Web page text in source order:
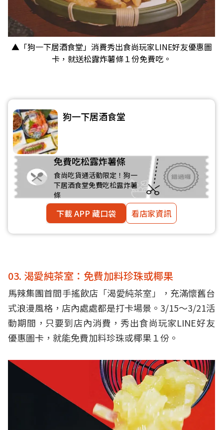
▲「狗一下居酒食堂」消費秀出食尚玩家LINE好友優惠圖
卡，就送松露炸薯條１份免費吃。
狗一下居酒食堂
免費吃松露炸薯條
食尚吃貨通活動限定！狗一
下居酒食堂免費吃松露炸薯
條
下載 APP 藏口袋 看店家資訊
03. 渴愛純茶室：免費加料珍珠或椰果
馬辣集團首間手搖飲店「渴愛純茶室」，充滿懷舊台
式浪漫風格，店內處處都是打卡場景。3/15～3/21活
動期間，只要到店內消費，秀出食尚玩家LINE好友
優惠圖卡，就能免費加料珍珠或椰果１份。